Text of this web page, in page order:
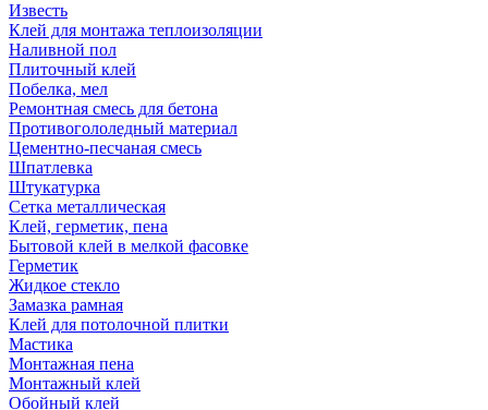
Известь
Клей для монтажа теплоизоляции
Наливной пол
Плиточный клей
Побелка, мел
Ремонтная смесь для бетона
Противогололедный материал
Цементно-песчаная смесь
Шпатлевка
Штукатурка
Сетка металлическая
Клей, герметик, пена
Бытовой клей в мелкой фасовке
Герметик
Жидкое стекло
Замазка рамная
Клей для потолочной плитки
Мастика
Монтажная пена
Монтажный клей
Обойный клей